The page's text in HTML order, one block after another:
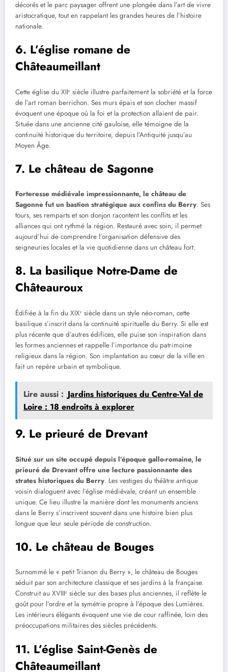
décorés et le parc paysager offrent une plongée dans l’art de vivre
aristocratique, tout en rappelant les grandes heures de l’histoire
nationale.
6. L’église romane de
Châteaumeillant
Cette église du XIIᵉ siècle illustre parfaitement la sobriété et la force
de l’art roman berrichon. Ses murs épais et son clocher massif
évoquent une époque où la foi et la protection allaient de pair.
Située dans une ancienne cité gauloise, elle témoigne de la
continuité historique du territoire, depuis l’Antiquité jusqu’au
Moyen Âge.
7. Le château de Sagonne
Forteresse médiévale impressionnante, le château de
Sagonne fut un bastion stratégique aux confins du Berry. Ses
tours, ses remparts et son donjon racontent les conflits et les
alliances qui ont rythmé la région. Restauré avec soin, il permet
aujourd’hui de comprendre l’organisation défensive des
seigneuries locales et la vie quotidienne dans un château fort.
8. La basilique Notre-Dame de
Châteauroux
Édifiée à la fin du XIXᵉ siècle dans un style néo-roman, cette
basilique s’inscrit dans la continuité spirituelle du Berry. Si elle est
plus récente que d’autres édifices, elle puise son inspiration dans
les formes anciennes et rappelle l’importance du patrimoine
religieux dans la région. Son implantation au cœur de la ville en
fait un repère urbain et symbolique.
Lire aussi : Jardins historiques du Centre-Val de
Loire : 18 endroits à explorer
9. Le prieuré de Drevant
Situé sur un site occupé depuis l’époque gallo-romaine, le
prieuré de Drevant offre une lecture passionnante des
strates historiques du Berry. Les vestiges du théâtre antique
voisin dialoguent avec l’église médiévale, créant un ensemble
unique. Ce lieu illustre la manière dont les monuments anciens
dans le Berry s’inscrivent souvent dans une histoire bien plus
longue que leur seule période de construction.
10. Le château de Bouges
Surnommé le « petit Trianon du Berry », le château de Bouges
séduit par son architecture classique et ses jardins à la française.
Construit au XVIIIᵉ siècle sur des bases plus anciennes, il reflète le
goût pour l’ordre et la symétrie propre à l’époque des Lumières.
Les intérieurs élégants évoquent une vie de cour raffinée, loin des
préoccupations militaires des siècles précédents.
11. L’église Saint-Genès de
Châteaumeillant